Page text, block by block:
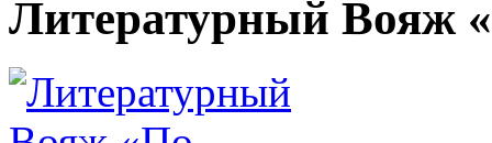
Литературный Вояж